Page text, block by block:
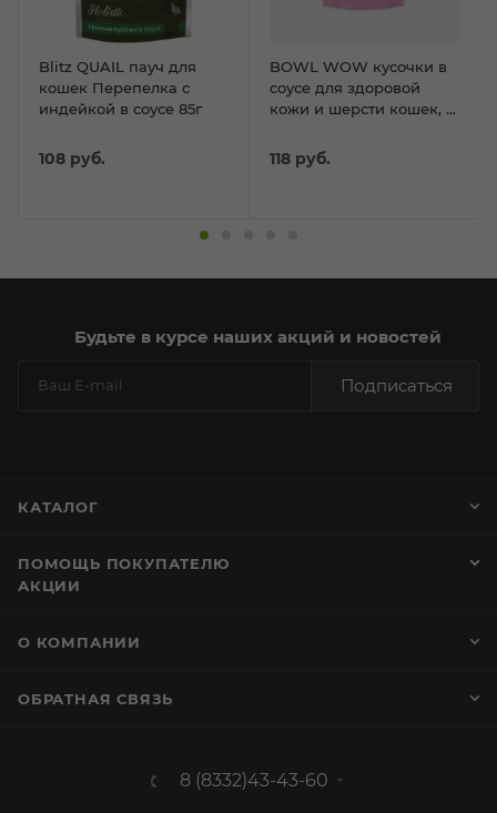
Blitz QUAIL пауч для
кошек Перепелка с
индейкой в соусе 85г
108 руб.
BOWL WOW кусочки в
соусе для здоровой
кожи и шерсти кошек, с
добавлением шпината
85гр
118 руб.
Будьте в курсе наших акций и новостей
Подписаться
КАТАЛОГ
ПОМОЩЬ ПОКУПАТЕЛЮ
АКЦИИ
О КОМПАНИИ
ОБРАТНАЯ СВЯЗЬ
8 (8332)43-43-60